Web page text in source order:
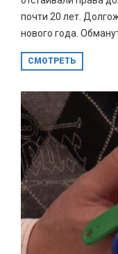
почти 20 лет.
нового года.
СМОТРЕТЬ